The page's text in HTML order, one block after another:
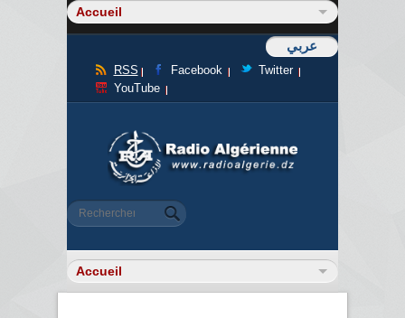
عربي
RSS Facebook
Twitter
YouTube
Formulaire de recherche
Rechercher